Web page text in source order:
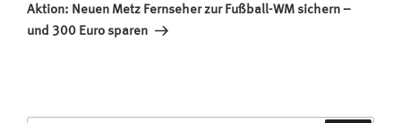
Beitrag
Aktion: Neuen Metz Fernseher zur Fußball-WM sichern –
und 300 Euro sparen